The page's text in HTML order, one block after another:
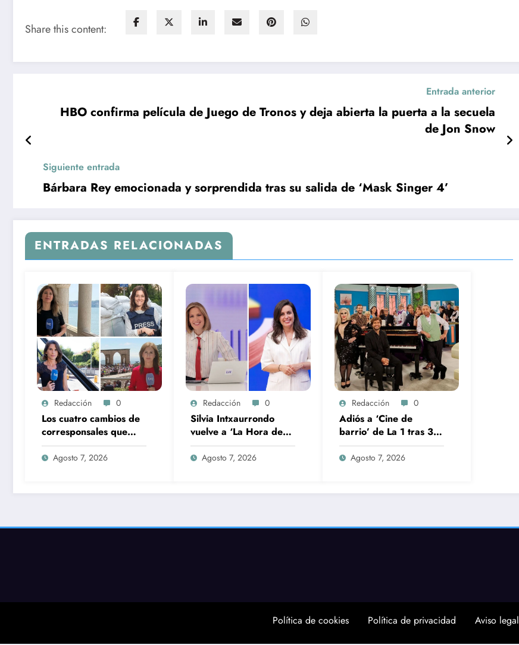
Share this content:
Entrada anterior
HBO confirma película de Juego de Tronos y deja abierta la puerta a la secuela
de Jon Snow
Siguiente entrada
Bárbara Rey emocionada y sorprendida tras su salida de ‘Mask Singer 4’
ENTRADAS RELACIONADAS
Redacción 0
Los cuatro cambios de
corresponsales que
prepara TVE para su
nueva temporada
Agosto 7, 2026
Redacción 0
Silvia Intxaurrondo
vuelve a ‘La Hora de
La 1’ y Aida Bao da el
salto a ‘Mañaneros
Agosto 7, 2026
Redacción 0
Adiós a ‘Cine de
barrio’ de La 1 tras 30
años: RTVE cambia su
gran clásico
Agosto 7, 2026
Política de cookies Política de privacidad Aviso legal